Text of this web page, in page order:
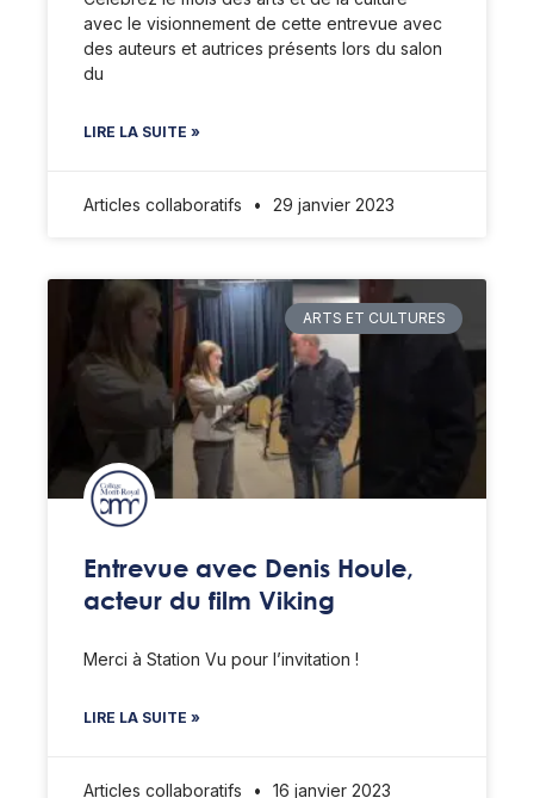
avec le visionnement de cette entrevue avec
des auteurs et autrices présents lors du salon
du
LIRE LA SUITE »
Articles collaboratifs 29 janvier 2023
ARTS ET CULTURES
Entrevue avec Denis Houle,
acteur du film Viking
Merci à Station Vu pour l’invitation !
LIRE LA SUITE »
Articles collaboratifs 16 janvier 2023